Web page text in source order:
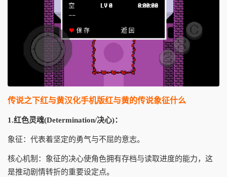
传说之下红与黄汉化手机版红与黄的传说象征什么
1.红色灵魂(Determination/决心)：
象征：代表着坚定的勇气与不屈的意志。
核心机制：象征的决心使角色拥有存档与读取进度的能力，这
是推动剧情转折的重要设定点。